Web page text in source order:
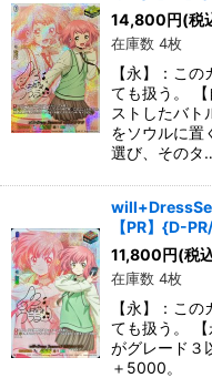
14,800円(税
在庫数 4枚
【永】：こ
ても扱う。
ストしたバト
をソウルに置
選び、そのタ
【PR】{D-
11,800円(税
在庫数 4枚
【永】：こ
ても扱う。
がグレード３
＋5000。